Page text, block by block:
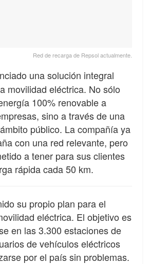
Red de recarga de Repsol actualmente.
una solución integral
movilidad eléctrica. No sólo
100% renovable a
sino a través de una
público. La compañía ya
con una red relevante, pero
a tener para sus clientes
rápida cada 50 km.
su propio plan para el
eléctrica. El objetivo es
en las 3.300 estaciones de
de vehículos eléctricos
por el país sin problemas.